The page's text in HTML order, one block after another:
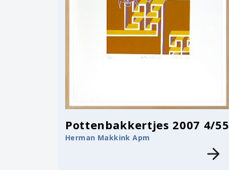
Pottenbakkertjes 2007 4/55
Herman Makkink Apm